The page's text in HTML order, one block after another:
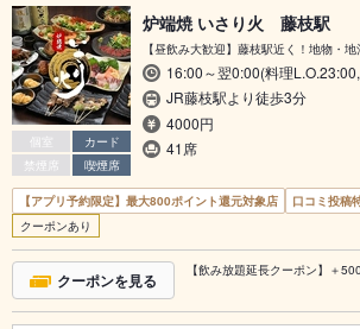
個室
カード
禁煙席
喫煙席
炉端焼 いさり火 藤枝駅
【昼飲み大歓迎】藤枝駅近く！地物・
16:00～翌0:00(料理
JR藤枝駅より徒歩3分
4000円
41席
【アプリ予約限定】最大800ポイント還元対象店 口コミ投稿
クーポンあり
クーポンを見る 【飲み放題延長クーポン】＋